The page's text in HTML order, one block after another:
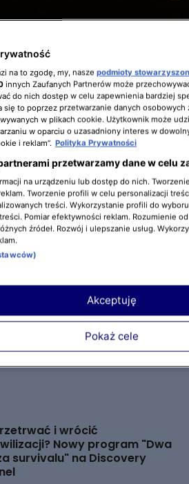
złota: na kłopoty
40. urodziny
Sprawdź, kto
życzenia
Ziemi w Discovery Channel!
i wrócić
Nowy program "Dwa
survivalu" na Discovery
na to zgodę, my, nasze podmioty
innych Zaufanych Partnerów może
do nich dostęp w celu zapewnienia bardziej
się to poprzez przetwarzanie danych osobowych
w plikach cookie. Użytkownik może
w oparciu o uzasadniony interes w
i reklam”. Polityka Prywatności
przetwarzamy dane w celu
na urządzeniu lub dostęp do nich.
Tworzenie profili w celu personalizacji
treści. Wykorzystanie profili do
Pomiar efektywności reklam. Rozumienie
źródeł. Rozwój i ulepszanie usług.
Pokaż cele
Akceptuję